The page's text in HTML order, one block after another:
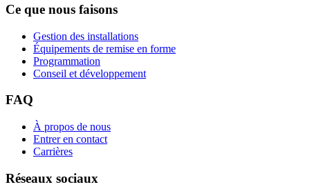
Ce que nous faisons
Gestion des installations
Équipements de remise en forme
Programmation
Conseil et développement
FAQ
À propos de nous
Entrer en contact
Carrières
Réseaux sociaux